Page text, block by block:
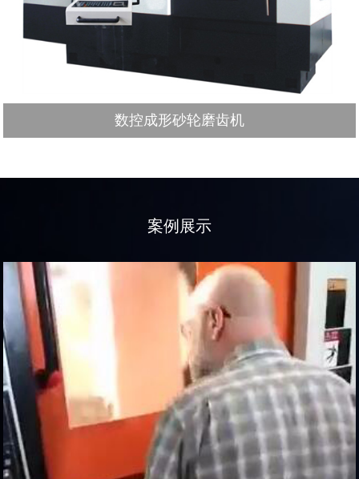
数控成形砂轮磨齿机
案例展示